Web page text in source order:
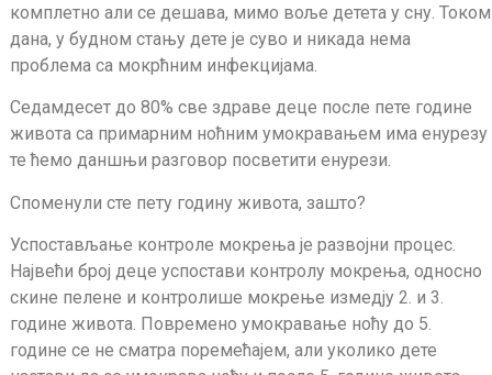
комплетно али се дешава, мимо воље детета у сну. Током
дана, у будном стању дете је суво и никада нема
проблема са мокрћним инфекцијама.
Седамдесет до 80% све здраве деце после пете године
живота са примарним ноћним умокравањем има енурезу
те ћемо даншњи разговор посветити енурези.
Споменули сте пету годину живота, зашто?
Успостављање контроле мокрења је развојни процес.
Највећи број деце успостави контролу мокрења, односно
скине пелене и контролише мокрење измедју 2. и 3.
године живота. Повремено умокравање ноћу до 5.
године се не сматра поремећајем, али уколико дете